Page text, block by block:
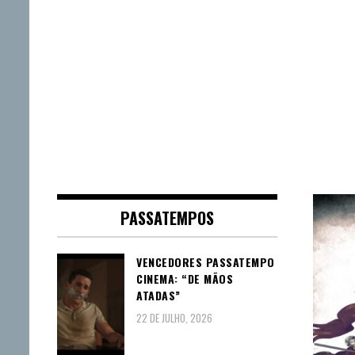
PASSATEMPOS
VENCEDORES PASSATEMPO
CINEMA: “DE MÃOS
ATADAS”
22 DE JULHO, 2026